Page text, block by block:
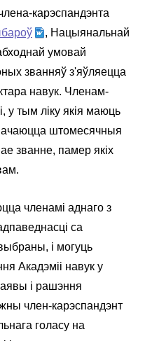
карэспандэнта
, Нацыянальнай
умовай
званняў з'яўляецца
навук. Членам-
у тым ліку якія маюць
штомесячныя
званне, памер якіх
членамі аднаго з
са
і могуць
Акадэміі навук у
і рашэння
член-карэспандэнт
голасу на